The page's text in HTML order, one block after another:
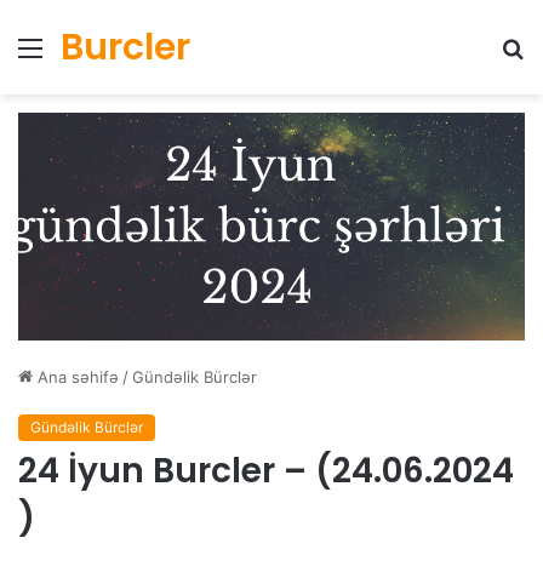
Menyu
Burcler
Ana səhifə /Gündəlik Bürclər
Gündəlik Bürclər
24 İyun Burcler – (24.06.2024
)